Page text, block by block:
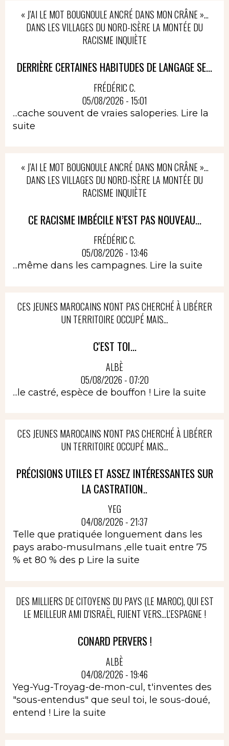
« J’AI LE MOT BOUGNOULE ANCRÉ DANS MON CRÂNE »…
DANS LES VILLAGES DU NORD-ISÈRE LA MONTÉE DU
RACISME INQUIÈTE
DERRIÈRE CERTAINES HABITUDES DE LANGAGE SE...
FRÉDÉRIC C.
05/08/2026 - 15:01
...cache souvent de vraies saloperies. Lire la
suite
« J’AI LE MOT BOUGNOULE ANCRÉ DANS MON CRÂNE »…
DANS LES VILLAGES DU NORD-ISÈRE LA MONTÉE DU
RACISME INQUIÈTE
CE RACISME IMBÉCILE N’EST PAS NOUVEAU...
FRÉDÉRIC C.
05/08/2026 - 13:46
...même dans les campagnes. Lire la suite
CES JEUNES MAROCAINS N'ONT PAS CHERCHÉ À LIBÉRER
UN TERRITOIRE OCCUPÉ MAIS...
C'EST TOI...
ALBÈ
05/08/2026 - 07:20
...le castré, espèce de bouffon ! Lire la suite
CES JEUNES MAROCAINS N'ONT PAS CHERCHÉ À LIBÉRER
UN TERRITOIRE OCCUPÉ MAIS...
PRÉCISIONS UTILES ET ASSEZ INTÉRESSANTES SUR
LA CASTRATION..
YEG
04/08/2026 - 21:37
Telle que pratiquée longuement dans les
pays arabo-musulmans ,elle tuait entre 75
% et 80 % des p Lire la suite
DES MILLIERS DE CITOYENS DU PAYS (LE MAROC), QUI EST
LE MEILLEUR AMI D'ISRAËL, FUIENT VERS...L'ESPAGNE !
CONARD PERVERS !
ALBÈ
04/08/2026 - 19:46
Yeg-Yug-Troyag-de-mon-cul, t'inventes des
"sous-entendus" que seul toi, le sous-doué,
entend ! Lire la suite